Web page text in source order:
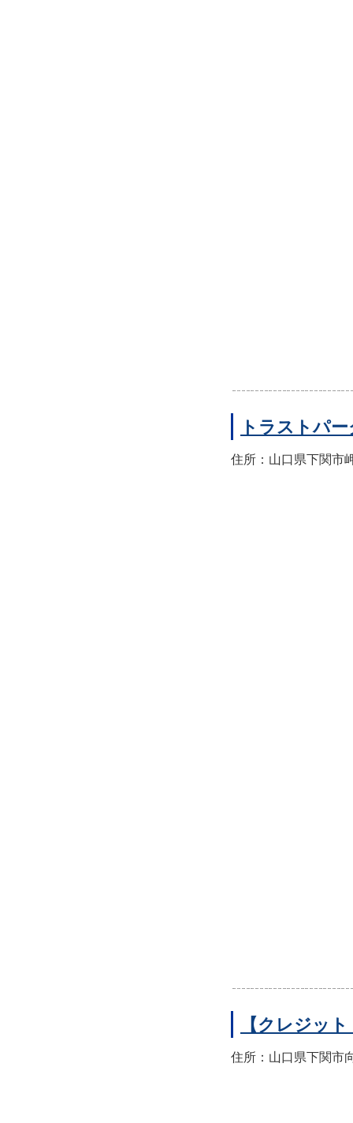
トラストパ
住所：山口県下関市
【クレジッ
住所：山口県下関市